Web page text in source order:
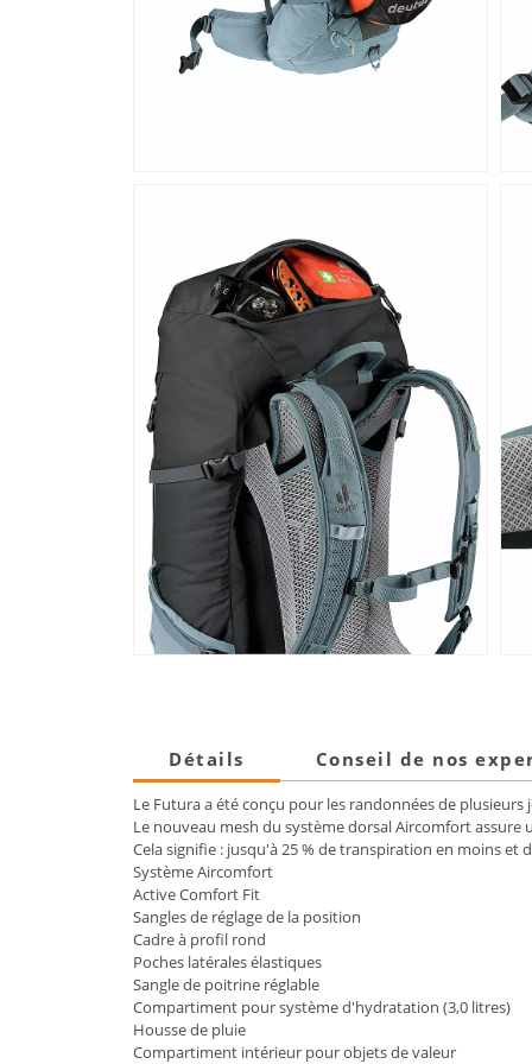
Détails Conseil de nos
Le Futura a été conçu pour les randonnées de
Le nouveau mesh du système dorsal Aircomfort assure
Cela signifie : jusqu'à 25 % de transpiration en moins et
Système Aircomfort
Active Comfort Fit
Sangles de réglage de la position
Cadre à profil rond
Poches latérales élastiques
Sangle de poitrine réglable
Compartiment pour système d'hydratation (3,0 litres)
Housse de pluie
Compartiment intérieur pour objets de valeur